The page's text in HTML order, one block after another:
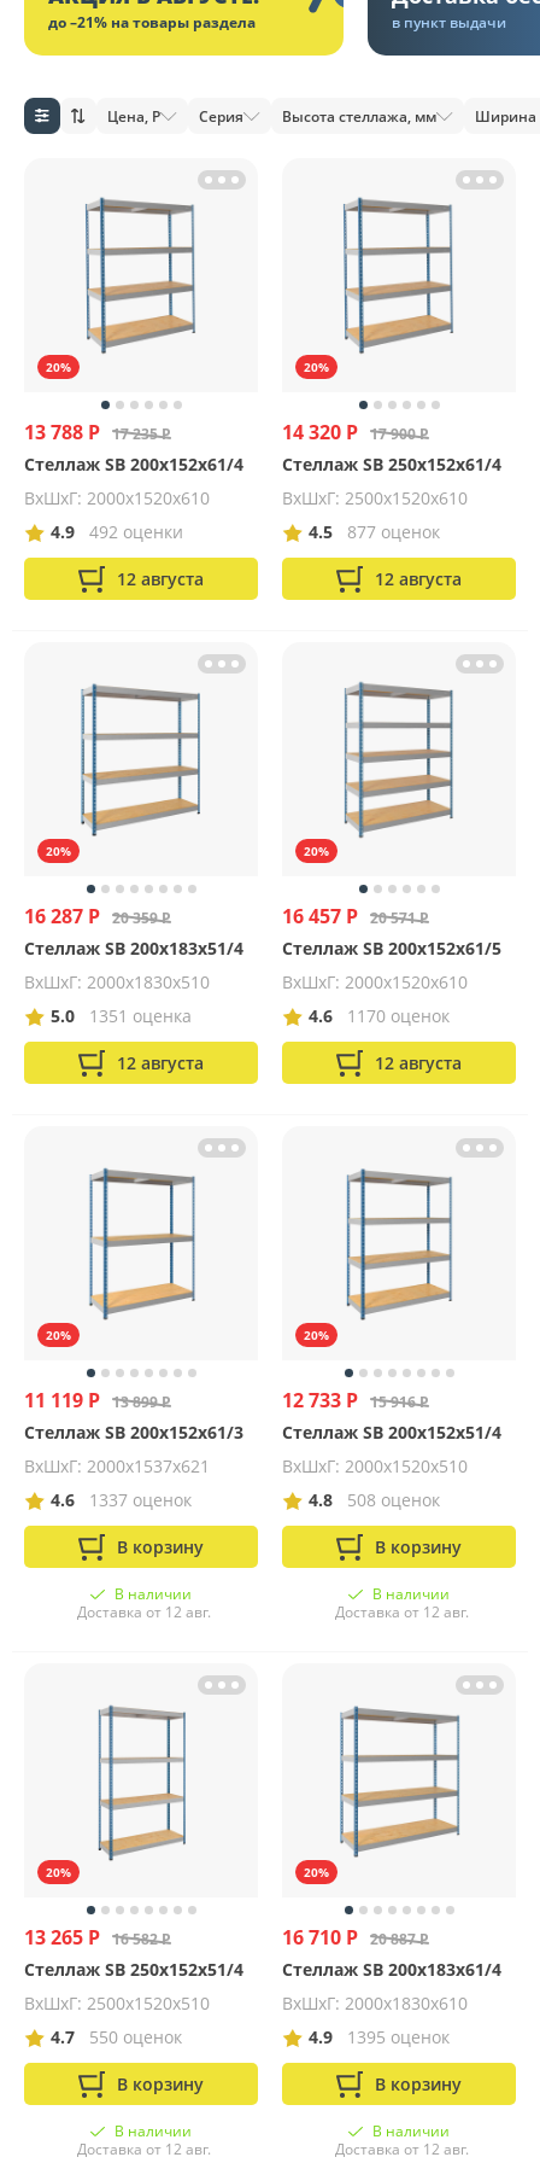
до –21% на товары раздела в пункт выдачи
Цена, Р Серия Высота стеллажа, мм Ширина
20%
13 788 Р 17 235 Р
Стеллаж SB 200x152x61/4
ВхШхГ: 2000х1520х610
4.9
492 оценки
12 августа
20%
14 320 Р 17 900 Р
Стеллаж SB 250x152x61/4
ВхШхГ: 2500х1520х610
4.5
877 оценок
12 августа
20%
16 287 Р 20 359 Р
Стеллаж SB 200x183x51/4
ВхШхГ: 2000х1830х510
5.0
1351 оценка
12 августа
20%
16 457 Р 20 571 Р
Стеллаж SB 200x152x61/5
ВхШхГ: 2000х1520х610
4.6
1170 оценок
12 августа
20%
11 119 Р 13 899 Р
Стеллаж SB 200x152x61/3
ВхШхГ: 2000x1537x621
4.6
1337 оценок
В корзину
В наличии
Доставка от 12 авг.
20%
12 733 Р 15 916 Р
Стеллаж SB 200x152x51/4
ВхШхГ: 2000х1520х510
4.8
508 оценок
В корзину
В наличии
Доставка от 12 авг.
20%
13 265 Р 16 582 Р
Стеллаж SB 250x152x51/4
ВхШхГ: 2500х1520х510
4.7
550 оценок
В корзину
В наличии
Доставка от 12 авг.
20%
16 710 Р 20 887 Р
Стеллаж SB 200x183x61/4
ВхШхГ: 2000х1830х610
4.9
1395 оценок
В корзину
В наличии
Доставка от 12 авг.